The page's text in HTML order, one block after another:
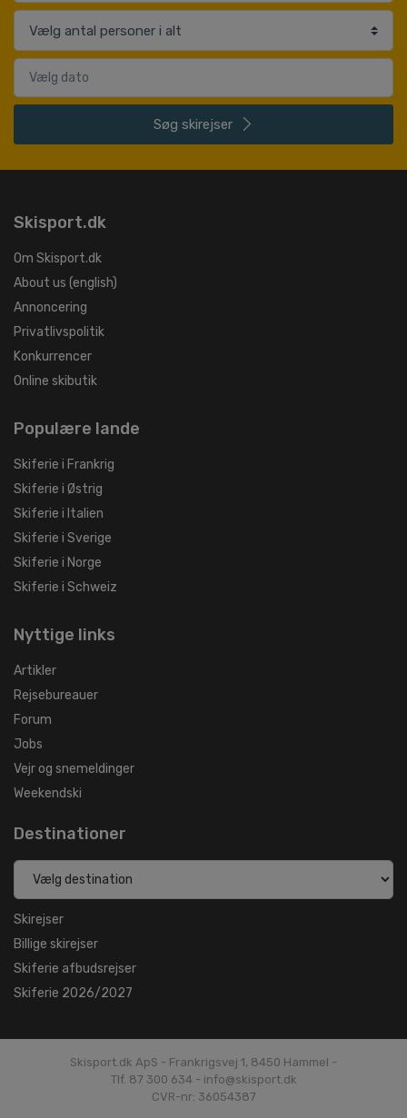
Søg skirejser
Skisport.dk
Om Skisport.dk
About us (english)
Annoncering
Privatlivspolitik
Konkurrencer
Online skibutik
Populære lande
Skiferie i Frankrig
Skiferie i Østrig
Skiferie i Italien
Skiferie i Sverige
Skiferie i Norge
Skiferie i Schweiz
Nyttige links
Artikler
Rejsebureauer
Forum
Jobs
Vejr og snemeldinger
Weekendski
Destinationer
Skirejser
Billige skirejser
Skiferie afbudsrejser
Skiferie 2026/2027
Skisport.dk ApS - Frankrigsvej 1, 8450 Hammel -
Tlf. 87 300 634 - info@skisport.dk
CVR-nr: 36054387